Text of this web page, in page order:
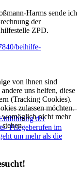
Harms sende ich
der
ZPD.
beihilfe-
der
Pflegeberufen im
um mehr als die
von ihnen sind
uns helfen, diese
(Tracking Cookies).
zulassen möchten.
womöglich nicht mehr